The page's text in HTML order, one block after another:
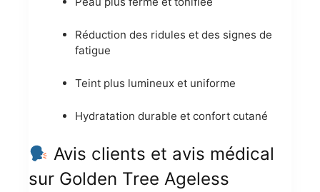
Réduction des ridules et des signes de
fatigue
Teint plus lumineux et uniforme
Hydratation durable et confort cutané
Avis clients et avis médical
sur Golden Tree Ageless